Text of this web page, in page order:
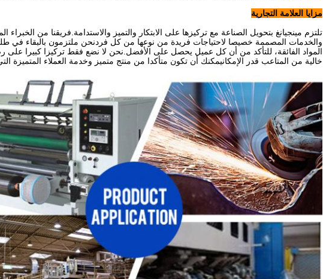
مزايا العلامة التجارية
تلتزم مينجيانغ بتحويل الصناعة مع تركيزها على الابتكار والتميز والاستدامة.فريقنا من الخبراء
والخدمات المصممة خصيصا لاحتياجات فريدة من نوعها من كل فردنحن ملتزمون بالبقاء في
المواد الفائقة، للتأكد من أن كل عميل يحصل على الأفضل.نحن لا نضع فقط تركيزا كبيرا على
خالية من المتاعب قدر الإمكانيمكنك أن تكون متأكدا من منتج متميز وخدمة العملاء المتميزة